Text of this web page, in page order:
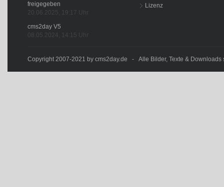
freigegeben
20.06.2025, 19:17 Uhr
cms2day V5
08.05.2024, 14:15 Uhr
Lizenz
Copyright 2007-2021 by cms2day.de - Alle Bilder, Texte & Downloads